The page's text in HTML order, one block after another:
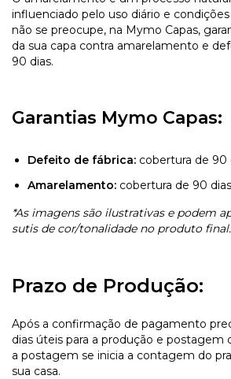
influenciado pelo uso diário e
não se preocupe, na Mymo Capas,
da sua capa contra amarelamento e
90 dias.
Garantias Mymo Capas:
Defeito de fábrica: cobertura de 90
Amarelamento: cobertura de 90
*As imagens são ilustrativas e podem
sutis de cor/tonalidade no produto final.
Prazo de Produção:
Após a confirmação de pagamento
dias úteis para a produção e postagem
a postagem se inicia a contagem do
sua casa.